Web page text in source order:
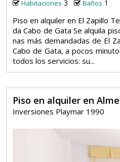
Habitaciones 3 Baños 1
Piso en alquiler en El Zapillo
da Cabo de Gata Se alquila
nas más demandadas de El
Cabo de Gata, a pocos
todos los servicios: su...
Piso en alquiler en
Inversiones Playmar 1990